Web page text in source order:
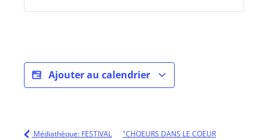
Ajouter au calendrier
Médiathèque: FESTIVAL
"CHOEURS DANS LE COEUR